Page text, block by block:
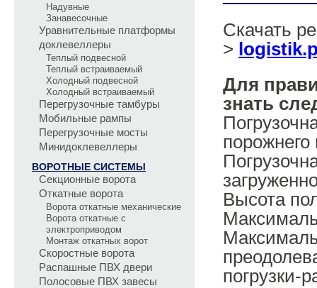
Надувные
Занавесочные
Уравнительные платформы
доклевеллеры
Теплый подвесной
Теплый встраиваемый
Холодный подвесной
Холодный встраиваемый
Перегрузочные тамбуры
Мобильные рампы
Перегрузочные мосты
Минидоклевеллеры
ВОРОТНЫЕ СИСТЕМЫ
Секционные ворота
Откатные ворота
Ворота откатные механические
Ворота откатные с
электроприводом
Монтаж откатных ворот
Скоростные ворота
Распашные ПВХ двери
Полосовые ПВХ завесы
Скачать
>
Для
знать
порожнего
Высота
погрузки-